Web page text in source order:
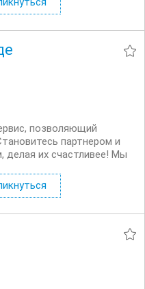
сторон; —...
позволяющий
партнером и
делая их счастливее! Мы
Условия:
две недели,...